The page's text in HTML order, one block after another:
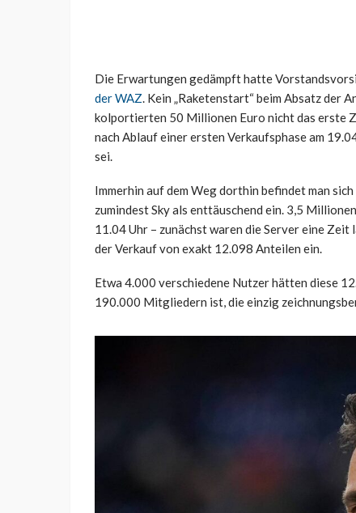
Die Erwartungen gedämpft hatte
der WAZ. Kein „Raketenstart“ beim Absatz der
kolportierten 50 Millionen Euro nicht das erste
nach Ablauf einer ersten Verkaufsphase am
sei.
Immerhin auf dem Weg dorthin befindet man
zumindest Sky als enttäuschend ein. 3,5
11.04 Uhr – zunächst waren die Server eine
der Verkauf von exakt 12.098 Anteilen ein.
Etwa 4.000 verschiedene Nutzer hätten diese
190.000 Mitgliedern ist, die einzig